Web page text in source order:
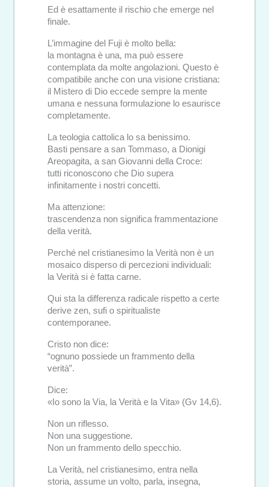
Ed è esattamente il rischio che emerge nel
finale.
L’immagine del Fuji è molto bella:
la montagna è una, ma può essere
contemplata da molte angolazioni. Questo è
compatibile anche con una visione cristiana:
il Mistero di Dio eccede sempre la mente
umana e nessuna formulazione lo esaurisce
completamente.
La teologia cattolica lo sa benissimo.
Basti pensare a san Tommaso, a Dionigi
Areopagita, a san Giovanni della Croce:
tutti riconoscono che Dio supera
infinitamente i nostri concetti.
Ma attenzione:
trascendenza non significa frammentazione
della verità.
Perché nel cristianesimo la Verità non è un
mosaico disperso di percezioni individuali:
la Verità si è fatta carne.
Qui sta la differenza radicale rispetto a certe
derive zen, sufi o spiritualiste
contemporanee.
Cristo non dice:
“ognuno possiede un frammento della
verità”.
Dice:
«Io sono la Via, la Verità e la Vita» (Gv 14,6).
Non un riflesso.
Non una suggestione.
Non un frammento dello specchio.
La Verità, nel cristianesimo, entra nella
storia, assume un volto, parla, insegna,